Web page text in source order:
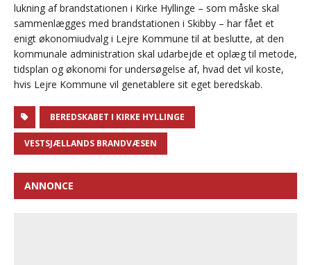
lukning af brandstationen i Kirke Hyllinge – som måske skal
sammenlægges med brandstationen i Skibby – har fået et
enigt økonomiudvalg i Lejre Kommune til at beslutte, at den
kommunale administration skal udarbejde et oplæg til metode,
tidsplan og økonomi for undersøgelse af, hvad det vil koste,
hvis Lejre Kommune vil genetablere sit eget beredskab.
BEREDSKABET I KIRKE HYLLINGE
VESTSJÆLLANDS BRANDVÆSEN
ANNONCE